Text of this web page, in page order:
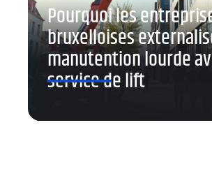
Pourquoi les
bruxelloises
manutention lourde
service de lift